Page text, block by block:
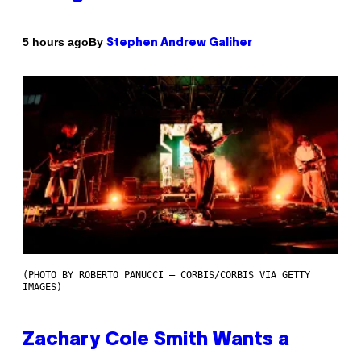
5 hours agoBy Stephen Andrew Galiher
(PHOTO BY ROBERTO PANUCCI – CORBIS/CORBIS VIA GETTY
IMAGES)
Zachary Cole Smith Wants a